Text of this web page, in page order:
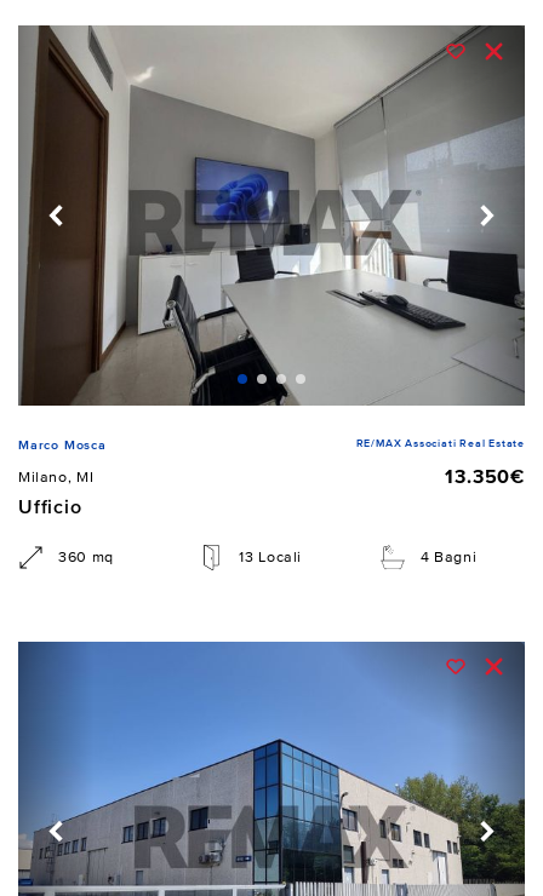
Marco Mosca RE/MAX Associati Real Estate
Milano, MI
13.350€
Ufficio
360 mq 13 Locali 4 Bagni